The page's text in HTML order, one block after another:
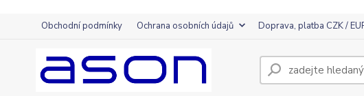
Obchodní podmínky Ochrana osobních údajů Doprava, platba CZK /